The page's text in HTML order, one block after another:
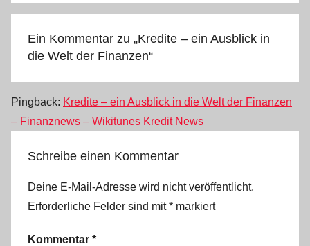
Ein Kommentar zu „Kredite – ein Ausblick in
die Welt der Finanzen“
Pingback: Kredite – ein Ausblick in die Welt der Finanzen
– Finanznews – Wikitunes Kredit News
Schreibe einen Kommentar
Deine E-Mail-Adresse wird nicht veröffentlicht.
Erforderliche Felder sind mit* markiert
Kommentar *